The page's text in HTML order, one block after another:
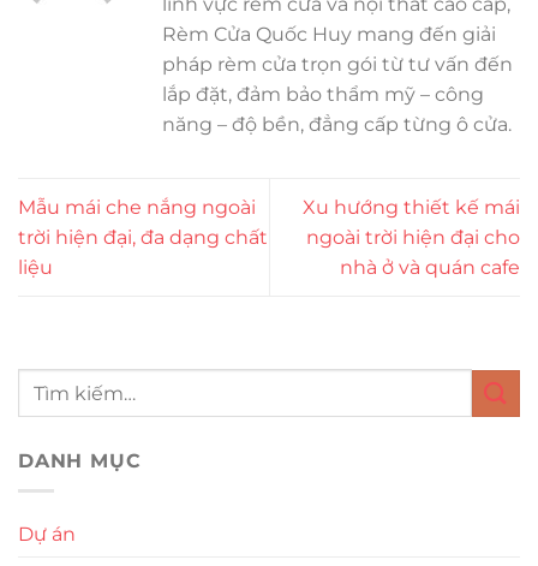
Rèm Cửa Quốc Huy mang đến giải
pháp rèm cửa trọn gói từ tư vấn đến
lắp đặt, đảm bảo thẩm mỹ – công
năng – độ bền, đẳng cấp từng ô cửa.
Mẫu mái che nắng ngoài
trời hiện đại, đa dạng chất
liệu
Xu hướng thiết kế mái
ngoài trời hiện đại cho
nhà ở và quán cafe
DANH MỤC
Dự án